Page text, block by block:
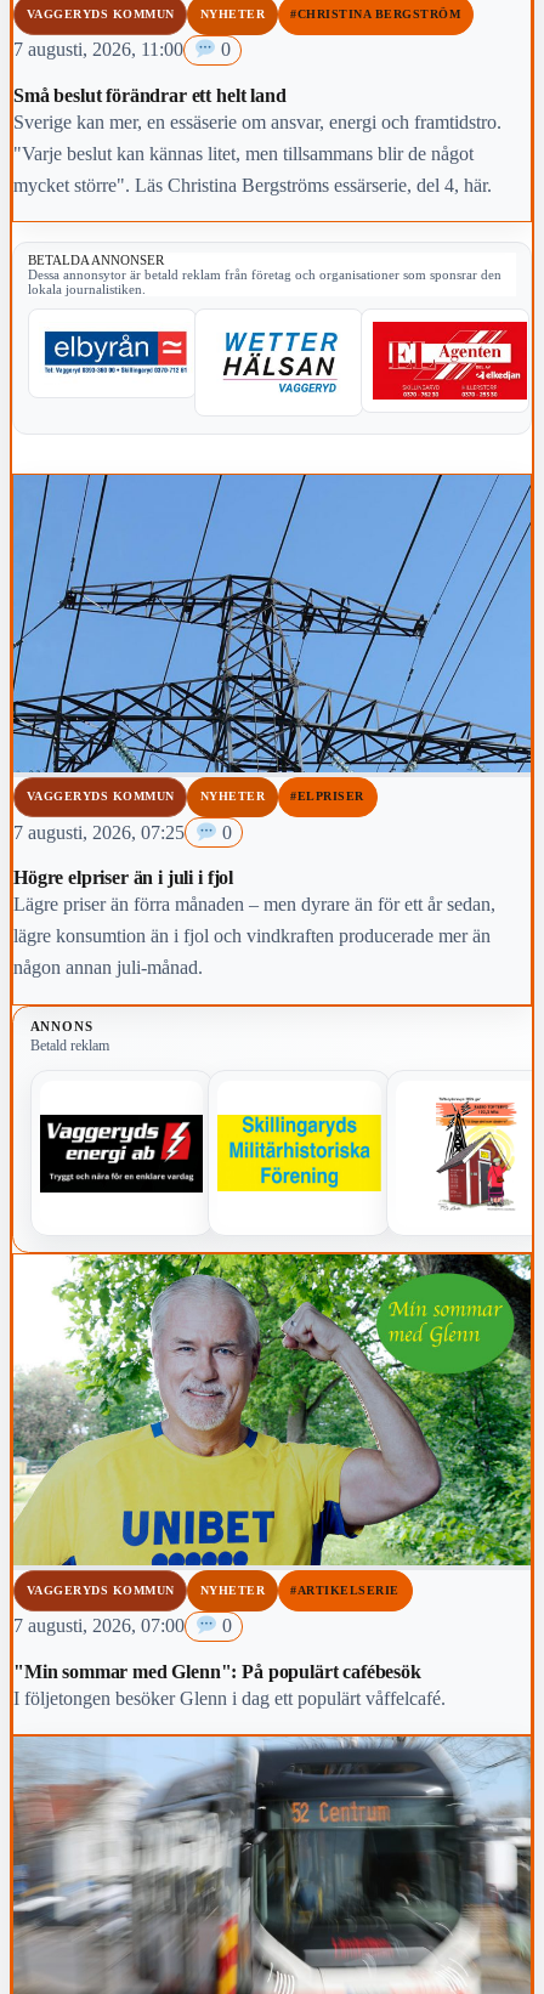
VAGGERYDS KOMMUN NYHETER #CHRISTINA BERGSTRÖM
7 augusti, 2026, 11:00 0
Små beslut förändrar ett helt land
Sverige kan mer, en essäserie om ansvar, energi och framtidstro.
"Varje beslut kan kännas litet, men tillsammans blir de något
mycket större". Läs Christina Bergströms essärserie, del 4, här.
BETALDA ANNONSER
Dessa annonsytor är betald reklam från företag och organisationer som sponsrar den
lokala journalistiken.
VAGGERYDS KOMMUN NYHETER #ELPRISER
7 augusti, 2026, 07:25 0
Högre elpriser än i juli i fjol
Lägre priser än förra månaden – men dyrare än för ett år sedan,
lägre konsumtion än i fjol och vindkraften producerade mer än
någon annan juli-månad.
ANNONS
Betald reklam
VAGGERYDS KOMMUN NYHETER #ARTIKELSERIE
7 augusti, 2026, 07:00 0
"Min sommar med Glenn": På populärt cafébesök
I följetongen besöker Glenn i dag ett populärt våffelcafé.